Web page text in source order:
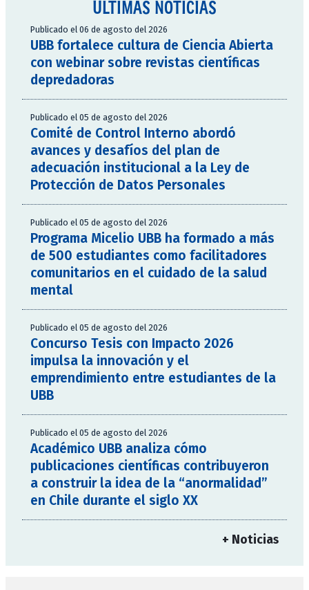
ÚLTIMAS NOTICIAS
Publicado el 06 de agosto del 2026
UBB fortalece cultura de Ciencia Abierta
con webinar sobre revistas científicas
depredadoras
Publicado el 05 de agosto del 2026
Comité de Control Interno abordó
avances y desafíos del plan de
adecuación institucional a la Ley de
Protección de Datos Personales
Publicado el 05 de agosto del 2026
Programa Micelio UBB ha formado a más
de 500 estudiantes como facilitadores
comunitarios en el cuidado de la salud
mental
Publicado el 05 de agosto del 2026
Concurso Tesis con Impacto 2026
impulsa la innovación y el
emprendimiento entre estudiantes de la
UBB
Publicado el 05 de agosto del 2026
Académico UBB analiza cómo
publicaciones científicas contribuyeron
a construir la idea de la “anormalidad”
en Chile durante el siglo XX
+ Noticias